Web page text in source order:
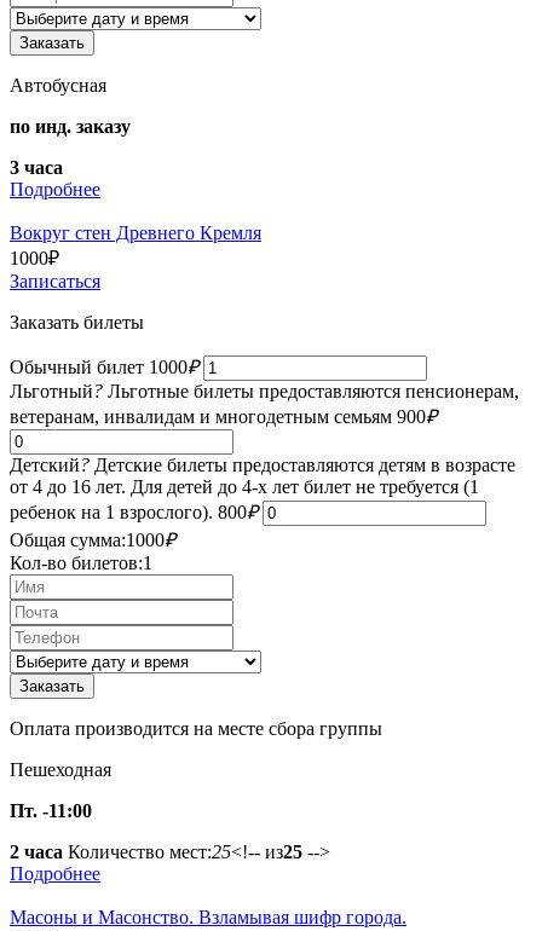
Автобусная
по инд. заказу
3 часа
Подробнее
Вокруг стен Древнего Кремля
1000₽
Записаться
Заказать билеты
Обычный билет 1000₽
Льготный? Льготные билеты предоставляются пенсионерам,
ветеранам, инвалидам и многодетным семьям 900₽
Детский? Детские билеты предоставляются детям в возрасте
от 4 до 16 лет. Для детей до 4-х лет билет не требуется (1
ребенок на 1 взрослого). 800₽
Общая сумма:1000₽
Кол-во билетов:1
Оплата производится на месте сбора группы
Пешеходная
Пт. -11:00
2 часа Количество мест:25<!-- из25 -->
Подробнее
Масоны и Масонство. Взламывая шифр города.